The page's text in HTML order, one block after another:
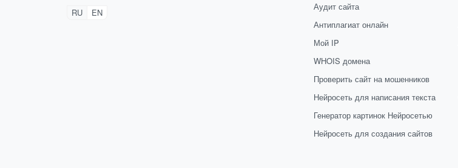
RU EN
Аудит сайта
Антиплагиат онлайн
Мой IP
WHOIS домена
Проверить сайт на мошенников
Нейросеть для написания текста
Генератор картинок Нейросетью
Нейросеть для создания сайтов